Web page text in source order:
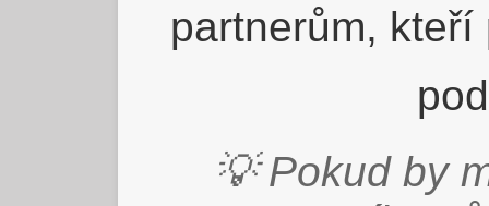
partnerům,
💡 Pokud by